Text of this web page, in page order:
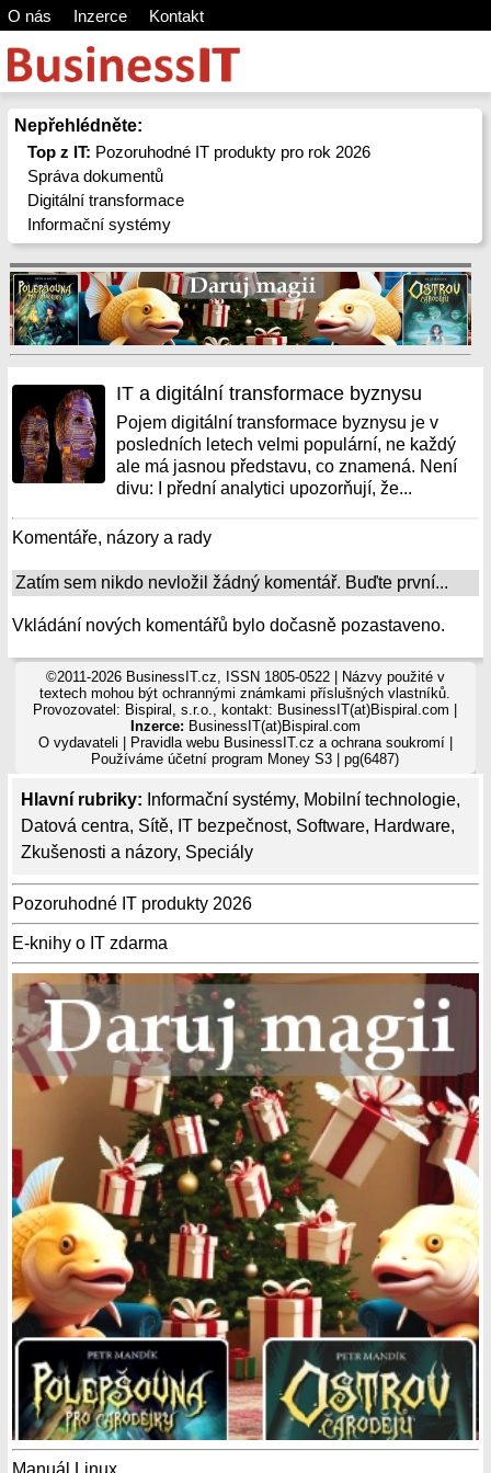
O nás Inzerce Kontakt
Nepřehlédněte:
Top z IT: Pozoruhodné IT produkty pro rok 2026
Správa dokumentů
Digitální transformace
Informační systémy
Hlavní rubriky: Informační systémy, Mobilní technologie,
Datová centra, Sítě, IT bezpečnost, Software, Hardware,
Zkušenosti a názory, Speciály
Pozoruhodné IT produkty 2026
E-knihy o IT zdarma
Manuál Linux
IT a digitální transformace byznysu
Pojem digitální transformace byznysu je v
posledních letech velmi populární, ne každý
ale má jasnou představu, co znamená. Není
divu: I přední analytici upozorňují, že...
Komentáře, názory a rady
Zatím sem nikdo nevložil žádný komentář. Buďte první...
Vkládání nových komentářů bylo dočasně pozastaveno.
©2011-2026 BusinessIT.cz, ISSN 1805-0522 | Názvy použité v
textech mohou být ochrannými známkami příslušných vlastníků.
Provozovatel: Bispiral, s.r.o., kontakt: BusinessIT(at)Bispiral.com |
Inzerce: BusinessIT(at)Bispiral.com
O vydavateli
Pravidla webu BusinessIT.cz a ochrana soukromí|
Používámeúčetní program Money S3 | pg(6487)